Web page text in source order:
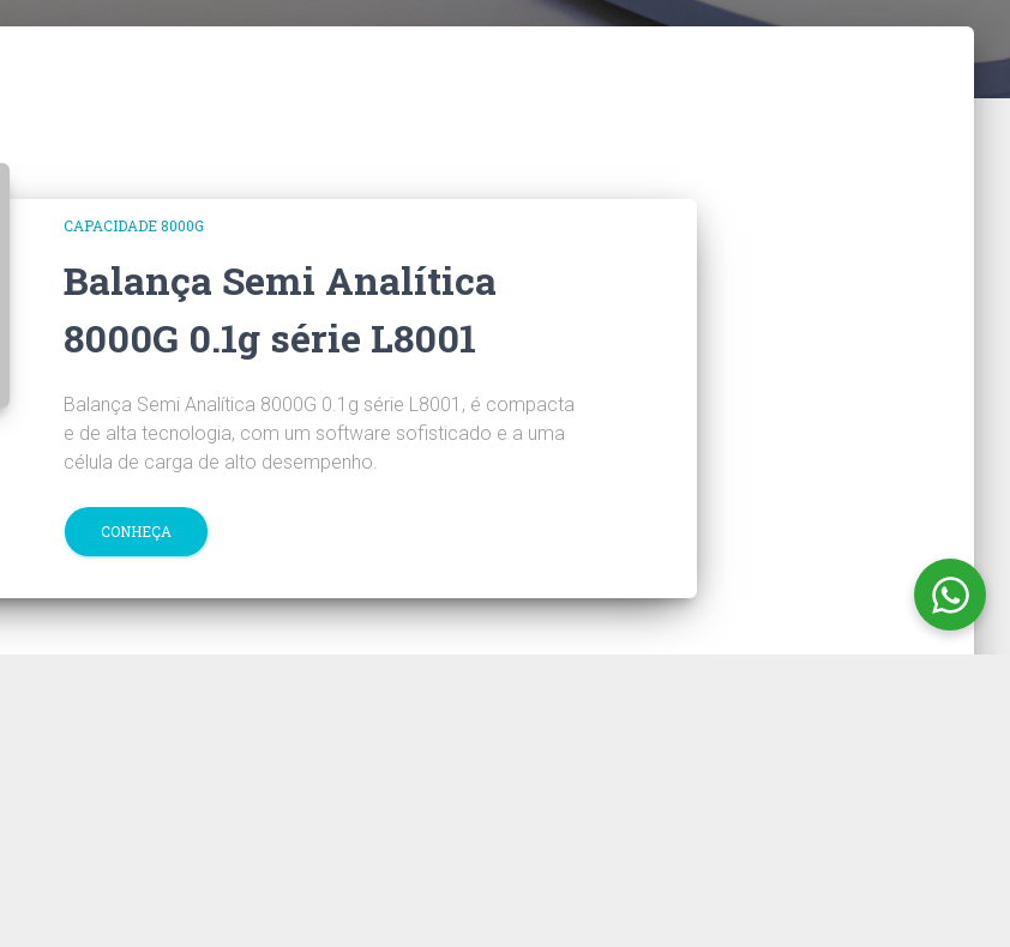
CAPACIDADE 8000G
Balança Semi Analítica
8000G 0.1g série L8001
Balança Semi Analítica 8000G 0.1g série L8001, é compacta
e de alta tecnologia, com um software sofisticado e a uma
célula de carga de alto desempenho.
CONHEÇA